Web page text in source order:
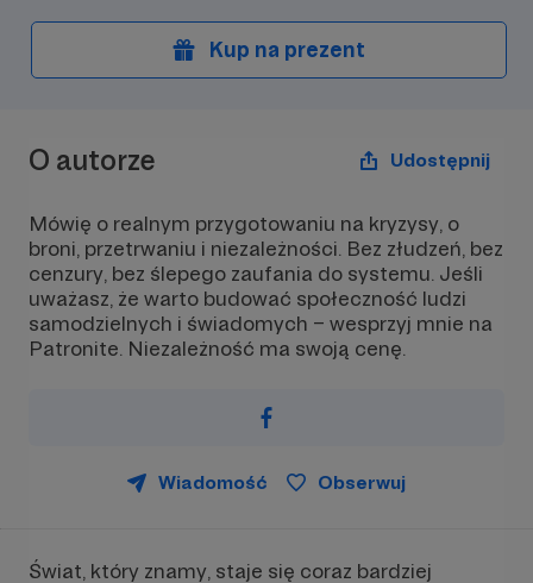
Kup na prezent
O autorze Udostępnij
Mówię o realnym przygotowaniu na kryzysy, o
broni, przetrwaniu i niezależności. Bez złudzeń, bez
cenzury, bez ślepego zaufania do systemu. Jeśli
uważasz, że warto budować społeczność ludzi
samodzielnych i świadomych – wesprzyj mnie na
Patronite. Niezależność ma swoją cenę.
Wiadomość Obserwuj
Świat, który znamy, staje się coraz bardziej